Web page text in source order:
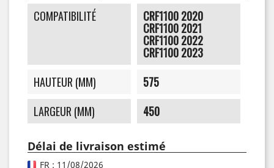
COMPATIBILITÉ CRF1100 2020
CRF1100 2021
CRF1100 2022
CRF1100 2023
HAUTEUR (MM)
575
LARGEUR (MM)
450
Délai de livraison estimé
FR : 11/08/2026